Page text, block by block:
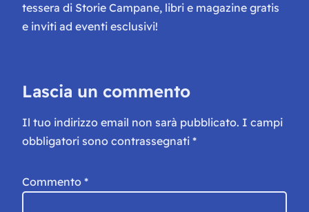
tessera di Storie Campane, libri e magazine gratis
e inviti ad eventi esclusivi!
Lascia un commento
Il tuo indirizzo email non sarà pubblicato. I campi
obbligatori sono contrassegnati *
Commento *